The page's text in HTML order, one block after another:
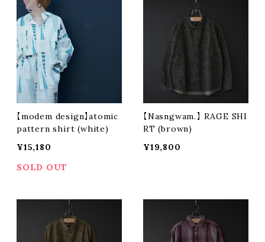
【modem design】atomic
pattern shirt (white)
¥15,180
SOLD OUT
【Nasngwam.】 RAGE SHI
RT (brown)
¥19,800